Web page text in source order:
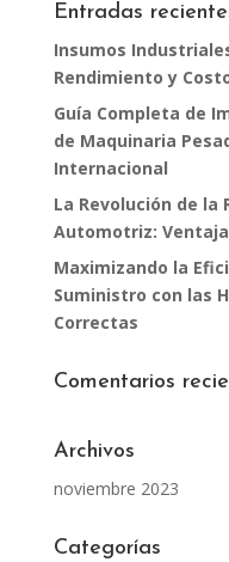
Entradas
Insumos
Rendimiento y
Guía Completa de
de Maquinaria
Internacional
La Revolución de
Automotriz:
Maximizando la
Suministro con las
Correctas
Comentarios
Archivos
noviembre 2023
Categorías